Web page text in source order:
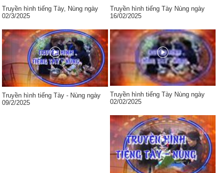
Truyền hình tiếng Tày, Nùng ngày
02/3/2025
Truyền hình tiếng Tày Nùng ngày
16/02/2025
Truyền hình tiếng Tày - Nùng ngày
09/2/2025
Truyền hình tiếng Tày Nùng ngày
02/02/2025